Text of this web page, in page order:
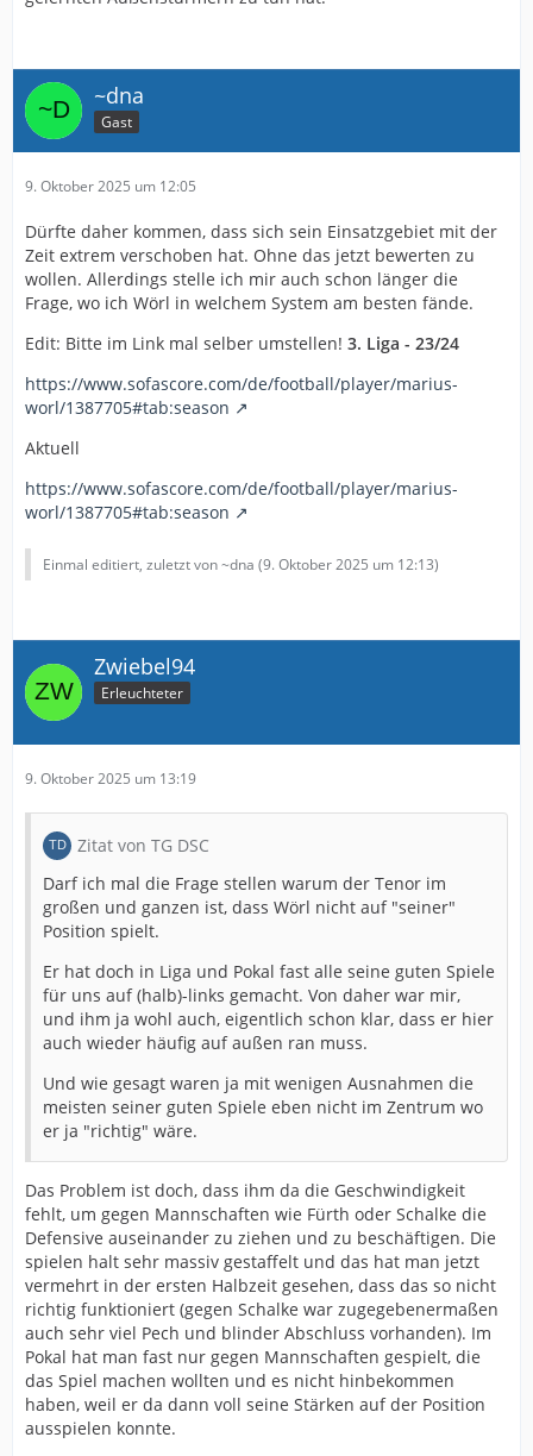
~dna
Gast
9. Oktober 2025 um 12:05
Dürfte daher kommen, dass sich sein Einsatzgebiet mit der
Zeit extrem verschoben hat. Ohne das jetzt bewerten zu
wollen. Allerdings stelle ich mir auch schon länger die
Frage, wo ich Wörl in welchem System am besten fände.
Edit: Bitte im Link mal selber umstellen! 3. Liga - 23/24
https://www.sofascore.com/de/football/player/marius-
worl/1387705#tab:season
Aktuell
https://www.sofascore.com/de/football/player/marius-
worl/1387705#tab:season
Einmal editiert, zuletzt von ~dna (9. Oktober 2025 um 12:13)
Zwiebel94
Erleuchteter
9. Oktober 2025 um 13:19
Zitat von TG DSC
Darf ich mal die Frage stellen warum der Tenor im
großen und ganzen ist, dass Wörl nicht auf "seiner"
Position spielt.
Er hat doch in Liga und Pokal fast alle seine guten Spiele
für uns auf (halb)-links gemacht. Von daher war mir,
und ihm ja wohl auch, eigentlich schon klar, dass er hier
auch wieder häufig auf außen ran muss.
Und wie gesagt waren ja mit wenigen Ausnahmen die
meisten seiner guten Spiele eben nicht im Zentrum wo
er ja "richtig" wäre.
Das Problem ist doch, dass ihm da die Geschwindigkeit
fehlt, um gegen Mannschaften wie Fürth oder Schalke die
Defensive auseinander zu ziehen und zu beschäftigen. Die
spielen halt sehr massiv gestaffelt und das hat man jetzt
vermehrt in der ersten Halbzeit gesehen, dass das so nicht
richtig funktioniert (gegen Schalke war zugegebenermaßen
auch sehr viel Pech und blinder Abschluss vorhanden). Im
Pokal hat man fast nur gegen Mannschaften gespielt, die
das Spiel machen wollten und es nicht hinbekommen
haben, weil er da dann voll seine Stärken auf der Position
ausspielen konnte.